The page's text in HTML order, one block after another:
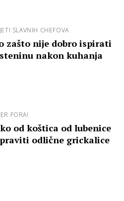
SLAVNIH CHEFOVA
zašto nije dobro ispirati
nakon kuhanja
FORA!
od koštica od lubenice
odlične grickalice